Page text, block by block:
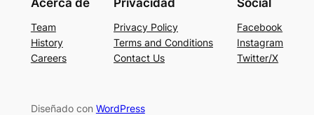
Team
History
Careers
Privacy Policy
Terms and Conditions
Contact Us
Facebook
Instagram
Twitter/X
Diseñado con WordPress